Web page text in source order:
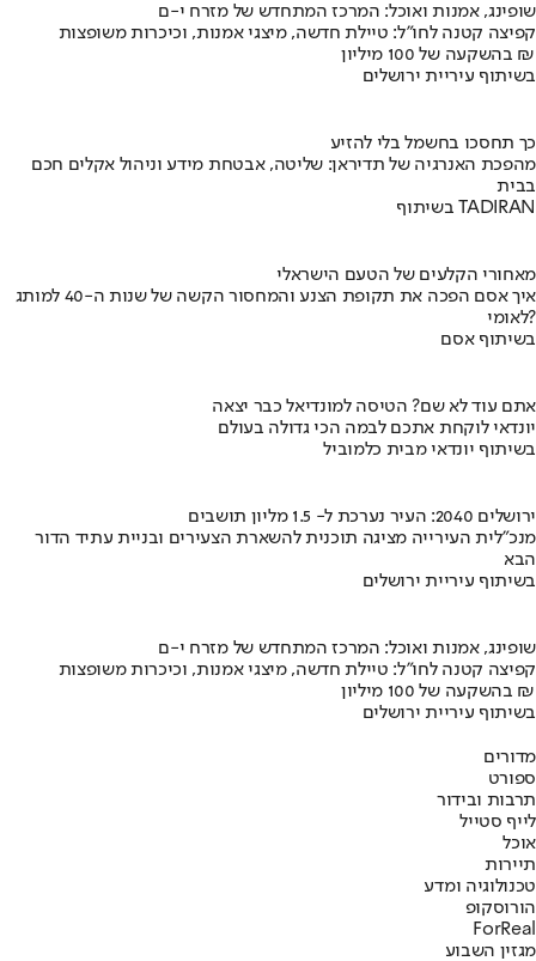
שופינג, אמנות ואוכל: המרכז המתחדש של מזרח י-ם
קפיצה קטנה לחו"ל: טיילת חדשה, מיצגי אמנות, וכיכרות משופצות
בהשקעה של 100 מיליון ₪
בשיתוף עיריית ירושלים
כך תחסכו בחשמל בלי להזיע
מהפכת האנרגיה של תדיראן: שליטה, אבטחת מידע וניהול אקלים חכם
בבית
בשיתוף TADIRAN
מאחורי הקלעים של הטעם הישראלי
איך אסם הפכה את תקופת הצנע והמחסור הקשה של שנות ה-40 למותג
לאומי?
בשיתוף אסם
אתם עוד לא שם? הטיסה למונדיאל כבר יצאה
יונדאי לוקחת אתכם לבמה הכי גדולה בעולם
בשיתוף יונדאי מבית כלמוביל
ירושלים 2040: העיר נערכת ל- 1.5 מליון תושבים
מנכ"לית העירייה מציגה תוכנית להשארת הצעירים ובניית עתיד הדור
הבא
בשיתוף עיריית ירושלים
שופינג, אמנות ואוכל: המרכז המתחדש של מזרח י-ם
קפיצה קטנה לחו"ל: טיילת חדשה, מיצגי אמנות, וכיכרות משופצות
בהשקעה של 100 מיליון ₪
בשיתוף עיריית ירושלים
מדורים
ספורט
תרבות ובידור
לייף סטייל
אוכל
תיירות
טכנולוגיה ומדע
הורוסקופ
ForReal
מגזין השבוע